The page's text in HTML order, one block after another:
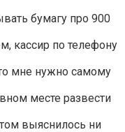
бумагу про 900
кассир по телефону
мне нужно самому
месте развести
выяснилось ни